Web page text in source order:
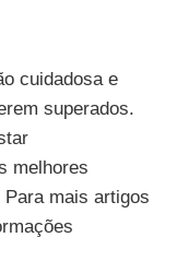
cuidadosa e
superados.
melhores
mais artigos